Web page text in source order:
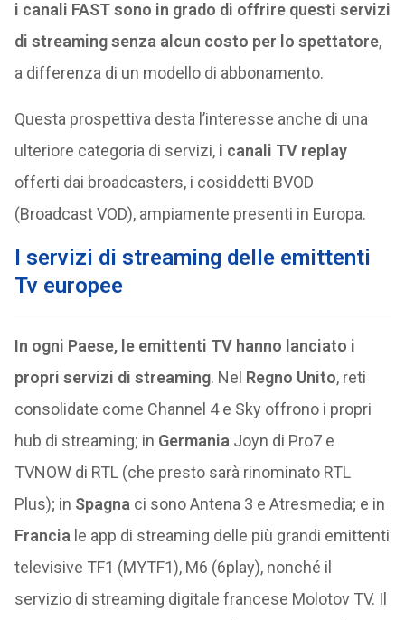
i canali FAST sono in grado di offrire questi servizi
di streaming senza alcun costo per lo spettatore,
a differenza di un modello di abbonamento.
Questa prospettiva desta l’interesse anche di una
ulteriore categoria di servizi, i canali TV replay
offerti dai broadcasters, i cosiddetti BVOD
(Broadcast VOD), ampiamente presenti in Europa.
I servizi di streaming delle emittenti
Tv europee
In ogni Paese, le emittenti TV hanno lanciato i
propri servizi di streaming. Nel Regno Unito, reti
consolidate come Channel 4 e Sky offrono i propri
hub di streaming; in Germania Joyn di Pro7 e
TVNOW di RTL (che presto sarà rinominato RTL
Plus); in Spagna ci sono Antena 3 e Atresmedia; e in
Francia le app di streaming delle più grandi emittenti
televisive TF1 (MYTF1), M6 (6play), nonché il
servizio di streaming digitale francese Molotov TV. Il